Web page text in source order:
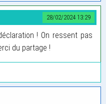
28/02/2024 13:29
! On ressent pas
du partage !